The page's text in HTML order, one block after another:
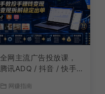
全网主流广告投放课，
腾讯ADQ / 抖音 / 快手 /
教投手赚钱变现，全套
网赚指南